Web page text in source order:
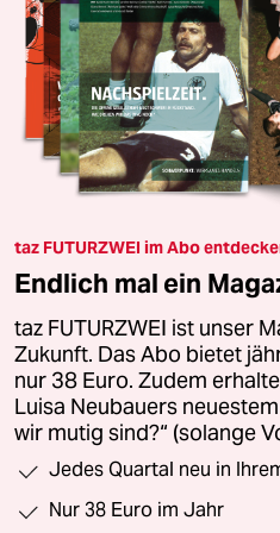
taz FUTURZWEI im Abo
Endlich mal ein
taz FUTURZWEI ist unser
Zukunft. Das Abo bietet
nur 38 Euro. Zudem
Luisa Neubauers
wir mutig sind?“ (solange
Jedes Quartal neu in
Nur 38 Euro im Jahr